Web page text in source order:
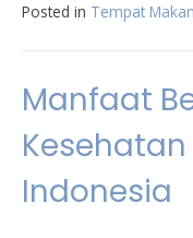
Posted in Tempat Makan
Manfaat
Indonesia